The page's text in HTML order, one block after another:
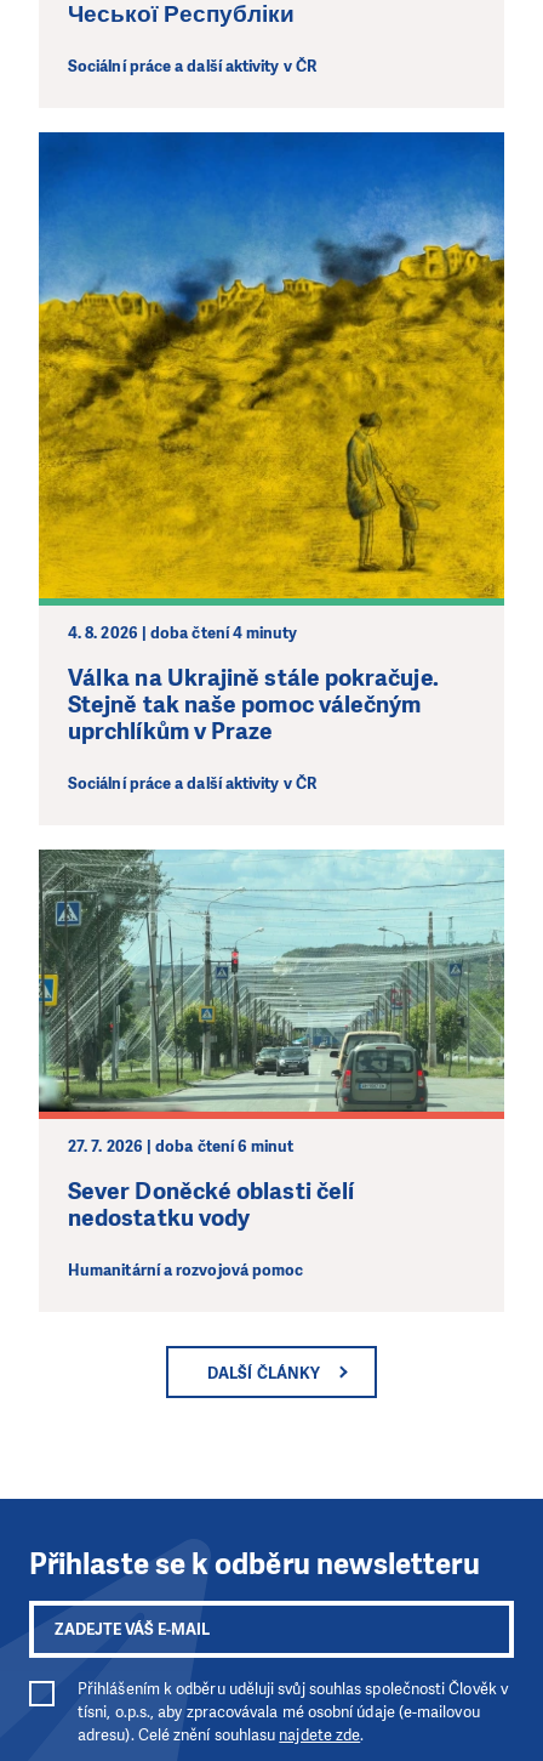
Чеської Республіки
Sociální práce a další aktivity v ČR
4. 8. 2026 | doba čtení 4 minuty
Válka na Ukrajině stále pokračuje.
Stejně tak naše pomoc válečným
uprchlíkům v Praze
Sociální práce a další aktivity v ČR
27. 7. 2026 | doba čtení 6 minut
Sever Doněcké oblasti čelí
nedostatku vody
Humanitární a rozvojová pomoc
DALŠÍ ČLÁNKY
Přihlaste se k odběru newsletteru
Přihlášením k odběru uděluji svůj souhlas společnosti Člověk v
tísni, o.p.s., aby zpracovávala mé osobní údaje (e-mailovou
adresu). Celé znění souhlasu najdete zde.